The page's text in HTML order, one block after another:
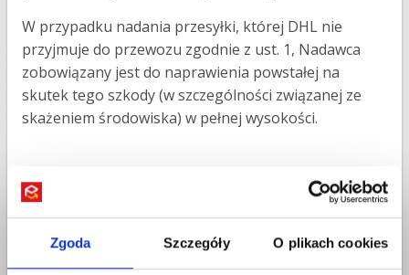
Zgoda Szczegóły O plikach cookies
W przypadku nadania przesyłki, której DHL nie
przyjmuje do przewozu zgodnie z ust. 1, Nadawca
zobowiązany jest do naprawienia powstałej na
skutek tego szkody (w szczególności związanej ze
skażeniem środowiska) w pełnej wysokości.
Śledzenie paczek DHL
Firma DHL umożliwia śledzenie transportu paczki,
udostępniając narzędzie lokalizacji przesyłki. Możesz
także śledzić swojąpaczkę do Angliiwpisując numer